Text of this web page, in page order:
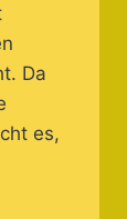
Da
es,